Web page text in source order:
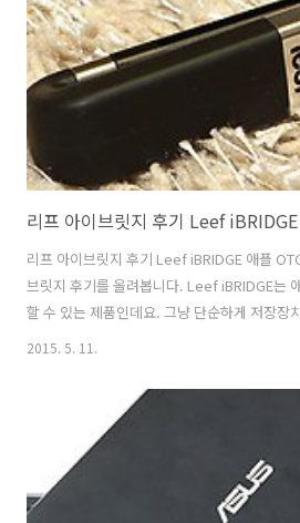
수 있는 부분이 참 많으니까요. HP 스펙터
리프 아이브릿지 후기 Leef iBRIDGE 애플
브릿지 후기를 올려봅니다. Leef iBRIDGE는
할 수 있는 제품인데요. 그냥 단순하게 저장장
금 특수한 기능을 수행할 수 있습니다. 애플은
필요합니다. 아이폰이나 아이패드에서 저장
용될 수 있죠. 그런데 단순히 저장용량을 늘리
다. 라이트닝 8핀 단자 외에 일반 USB 단자를
연결해서 저장장치로 사용할 수 있습니다. 즉
에서 파일을 복사한 뒤 아이폰이나 아이패드에
2015. 5. 11.